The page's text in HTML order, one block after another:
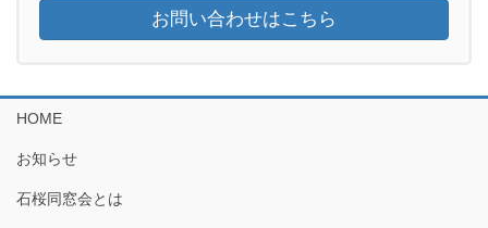
お問い合わせはこちら
HOME
お知らせ
石桜同窓会とは